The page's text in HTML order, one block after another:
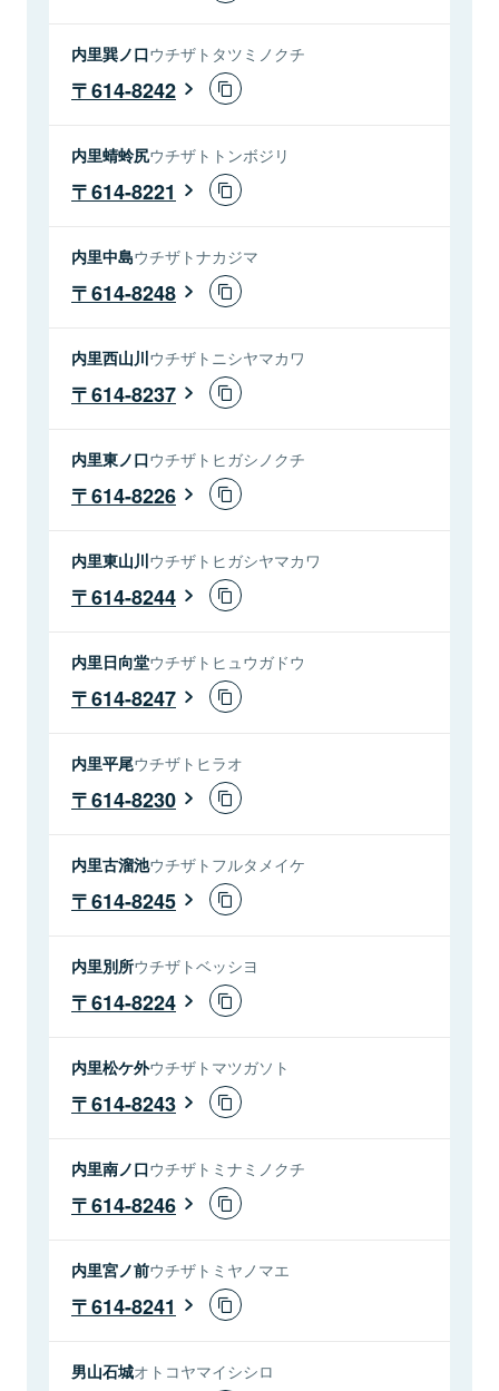
内里巽ノ口ウチザトタツミノクチ
614-8242
内里蜻蛉尻ウチザトトンボジリ
614-8221
内里中島ウチザトナカジマ
614-8248
内里西山川ウチザトニシヤマカワ
614-8237
内里東ノ口ウチザトヒガシノクチ
614-8226
内里東山川ウチザトヒガシヤマカワ
614-8244
内里日向堂ウチザトヒュウガドウ
614-8247
内里平尾ウチザトヒラオ
614-8230
内里古溜池ウチザトフルタメイケ
614-8245
内里別所ウチザトベッシヨ
614-8224
内里松ケ外ウチザトマツガソト
614-8243
内里南ノ口ウチザトミナミノクチ
614-8246
内里宮ノ前ウチザトミヤノマエ
614-8241
男山石城オトコヤマイシシロ